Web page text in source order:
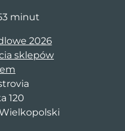
minut
2026
sklepów
120